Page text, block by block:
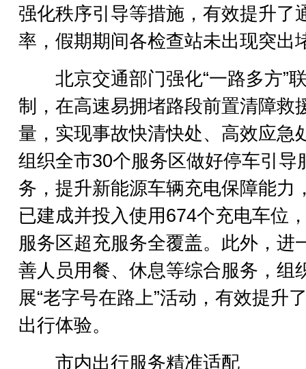
强化秩序引导等措施，有效提升了
率，假期期间各检查站未出现突出
北京交通部门强化“一路多方”
制，在高速易拥堵路段前置清障救
量，实现事故快清快处、高效应急
组织全市30个服务区做好停车引导
务，提升新能源车辆充电保障能力
已建成并投入使用674个充电车位
服务区超充服务全覆盖。此外，进
善人员用餐、休息等综合服务，组
展“老字号在路上”活动，有效提升
出行体验。
市内出行服务精准适配